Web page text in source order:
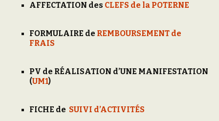
AFFECTATION des CLEFS de la POTERNE
FORMULAIRE de REMBOURSEMENT de
FRAIS
PV de RÉALISATION d’UNE MANIFESTATION
(UM1)
FICHE de SUIVI d’ACTIVITÉS